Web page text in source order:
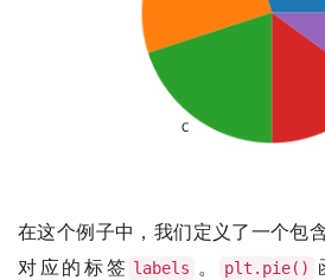
在这个例子中，我们定义了一个包
对应的标签 labels 。 plt.pie()